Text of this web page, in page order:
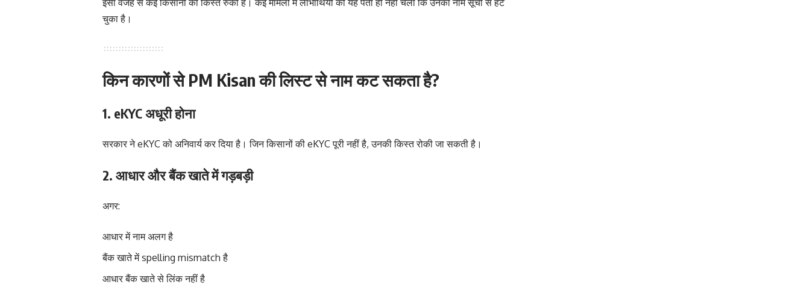
चुका है।
किन कारणों से PM Kisan की लिस्ट से नाम कट सकता है?
1. eKYC अधूरी होना
सरकार ने eKYC को अनिवार्य कर दिया है। जिन किसानों की eKYC पूरी नहीं है, उनकी किस्त रोकी जा सकती है।
2. आधार और बैंक खाते में गड़बड़ी
अगर:
आधार में नाम अलग है
बैंक खाते में spelling mismatch है
आधार बैंक खाते से लिंक नहीं है